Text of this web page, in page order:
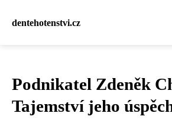
dentehotenstvi.cz
Podnikatel Zdeněk
Tajemství jeho